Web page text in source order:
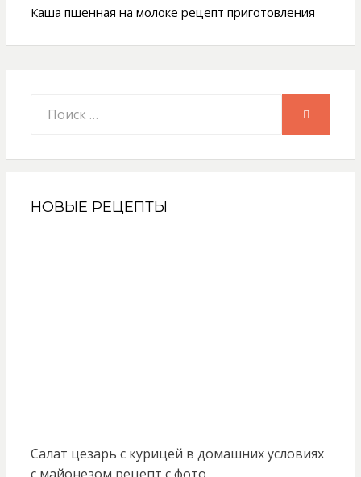
Каша пшенная на молоке рецепт приготовления
НОВЫЕ РЕЦЕПТЫ
Салат цезарь с курицей в домашних условиях